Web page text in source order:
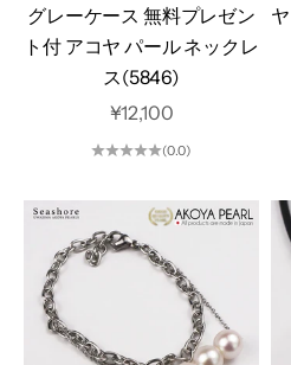
グレーケース 無料プレゼン
ト付 アコヤ パール ネックレ
ス(5846)
セール価格
¥12,100
(0.0)